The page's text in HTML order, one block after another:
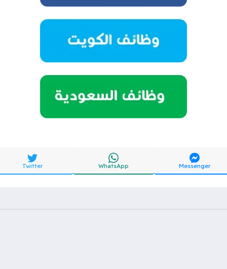
Messenger
WhatsApp
Twitter